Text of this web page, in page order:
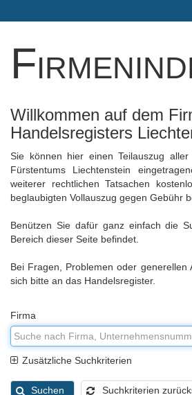
Willkommen auf dem
Handelsregisters
Sie können hier einen Teilauszug
Fürstentums Liechtenstein
weiterer rechtlichen Tatsachen
beglaubigten Vollauszug gegen Gebühr
Benützen Sie dafür ganz einfach die
Bereich dieser Seite befindet.
Bei Fragen, Problemen oder generellen
sich bitte an das Handelsregister.
Firma
Zusätzliche Suchkriterien
Suchen Suchkriterien